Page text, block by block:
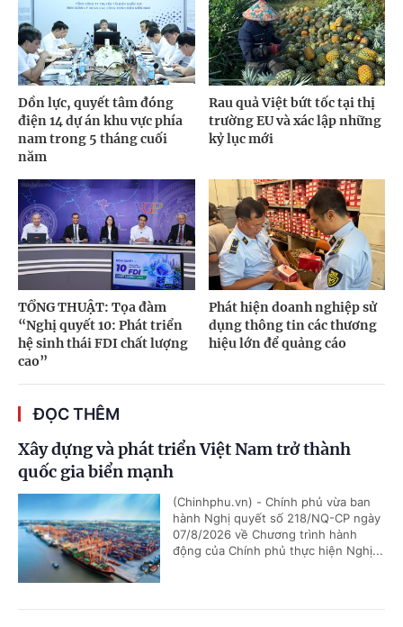
Dồn lực, quyết tâm đóng
điện 14 dự án khu vực phía
nam trong 5 tháng cuối
năm
Rau quả Việt bứt tốc tại thị
trường EU và xác lập những
kỷ lục mới
TỔNG THUẬT: Tọa đàm
“Nghị quyết 10: Phát triển
hệ sinh thái FDI chất lượng
cao”
Phát hiện doanh nghiệp sử
dụng thông tin các thương
hiệu lớn để quảng cáo
ĐỌC THÊM
Xây dựng và phát triển Việt Nam trở thành
quốc gia biển mạnh
(Chinhphu.vn) - Chính phủ vừa ban
hành Nghị quyết số 218/NQ-CP ngày
07/8/2026 về Chương trình hành
động của Chính phủ thực hiện Nghị...